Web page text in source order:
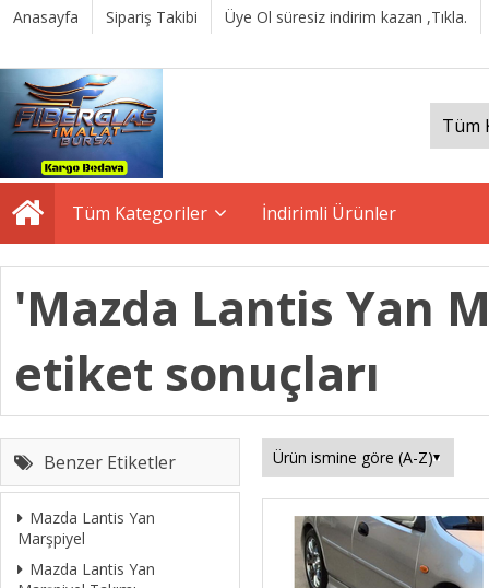
Anasayfa Sipariş Takibi Üye Ol süresiz indirim kazan ,Tıkla.
Tüm Kategoriler İndirimli Ürünler
'Mazda Lantis Yan
etiket sonuçları
Benzer Etiketler
Mazda Lantis Yan
Marşpiyel
Mazda Lantis Yan